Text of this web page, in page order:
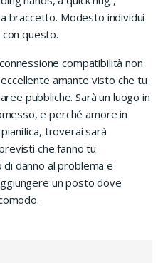
braccetto. Modesto individui
questo.
compatibilità non
amante visto che tu
pubbliche. Sarà un luogo in
e perché amore in
troverai sarà
che fanno tu
danno al problema e
un posto dove